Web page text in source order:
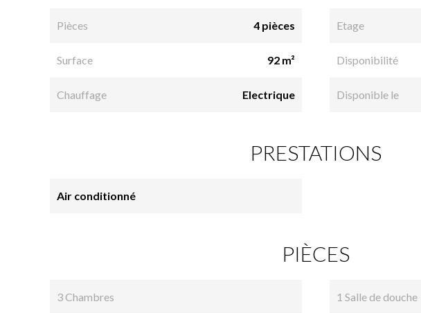
Pièces 4 pièces
Surface 92 m²
Chauffage Electrique
Etage
Disponibilité
Disponible le
PRESTATIONS
Air conditionné
PIÈCES
3 Chambres 1 Salle de douche